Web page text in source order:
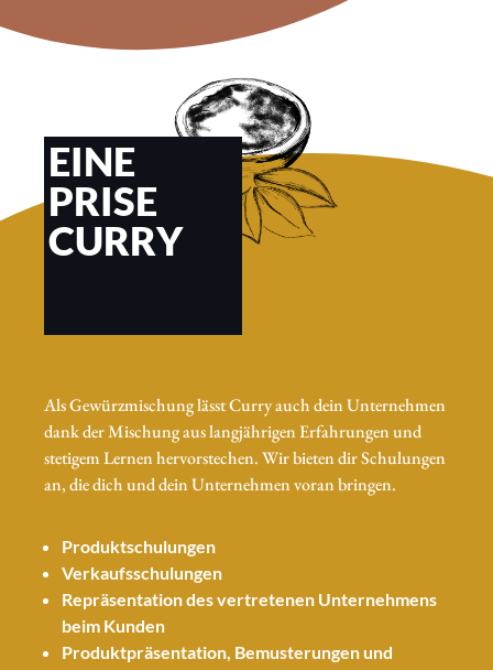
EINE
PRISE
CURRY
Als Gewürzmischung lässt Curry auch dein Unternehmen
dank der Mischung aus langjährigen Erfahrungen und
stetigem Lernen hervorstechen. Wir bieten dir Schulungen
an, die dich und dein Unternehmen voran bringen.
Produktschulungen
Verkaufsschulungen
Repräsentation des vertretenen Unternehmens
beim Kunden
Produktpräsentation, Bemusterungen und